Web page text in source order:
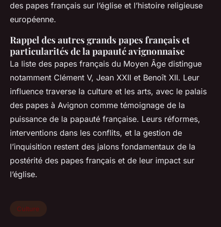
des papes français sur l’église et l’histoire religieuse
européenne.
Rappel des autres grands papes français et
particularités de la papauté avignonnaise
La liste des papes français du Moyen Âge distingue
notamment Clément V, Jean XXII et Benoît XII. Leur
influence traverse la culture et les arts, avec le palais
des papes à Avignon comme témoignage de la
puissance de la papauté française. Leurs réformes,
interventions dans les conflits, et la gestion de
l’inquisition restent des jalons fondamentaux de la
postérité des papes français et de leur impact sur
l’église.
Culture